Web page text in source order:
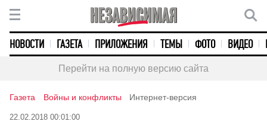
НОВОСТИ ГАЗЕТА ПРИЛОЖЕНИЯ ТЕМЫ ФОТО ВИДЕО
Перейти на полную версию сайта
Газета Войны и конфликты Интернет-версия
22.02.2018 00:01:00